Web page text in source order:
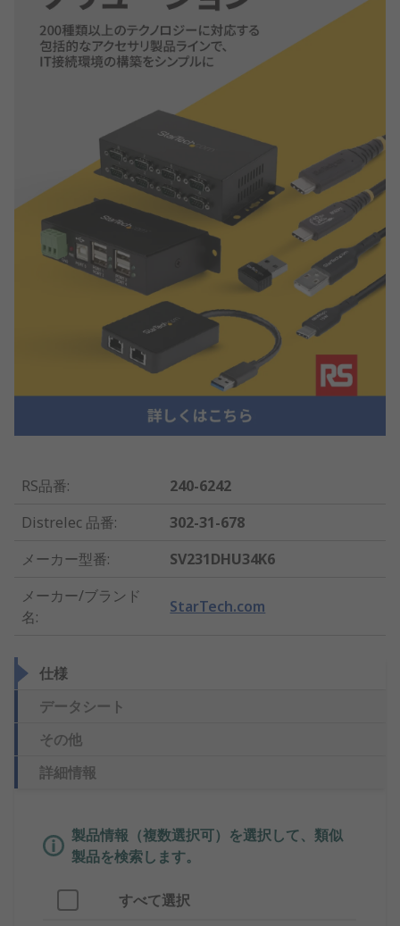
RS品番:
240-6242
Distrelec 品番:
302-31-678
メーカー型番:
SV231DHU34K6
メーカー/ブランド
名:
StarTech.com
仕様
データシート
その他
詳細情報
製品情報（複数選択可）を選択して、類似
製品を検索します。
すべて選択